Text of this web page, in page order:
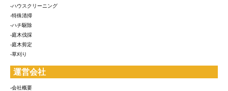
-ハウスクリーニング
-特殊清掃
-ハチ駆除
-庭木伐採
-庭木剪定
-草刈り
運営会社
-会社概要